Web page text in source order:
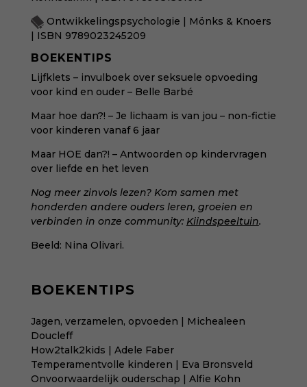
Ontwikkelingspsychologie | Mönks & Knoers
| ISBN 9789023245209
BOEKENTIPS
Lijfklets – invulboek over seksuele opvoeding
voor kind en ouder – Belle Barbé
Maar hoe dan?! – Je lichaam is van jou – non-fictie
voor kinderen vanaf 6 jaar
Maar HOE dan?! – Antwoorden op kindervragen
over liefde en het leven
Nog meer zinvols lezen? Kom samen met
honderden andere ouders leren, groeien en
verbinden in onze community: Kiindspeeltuin.
Beeld: Nina Olivari.
BOEKENTIPS
Jagen, verzamelen, opvoeden | Michealeen
Doucleff
How2talk2kids | Adele Faber
Temperamentvolle kinderen | Eva Bronsveld
Onvoorwaardelijk ouderschap | Alfie Kohn